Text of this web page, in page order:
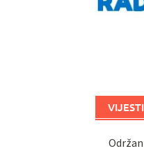
VIJESTI